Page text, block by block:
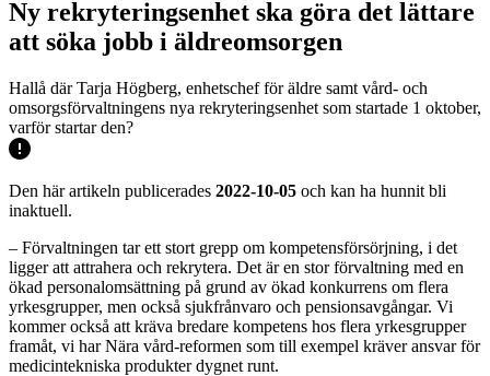
Ny rekryteringsenhet ska göra det lättare
att söka jobb i äldreomsorgen
Hallå där Tarja Högberg, enhetschef för äldre samt vård- och
omsorgsförvaltningens nya rekryteringsenhet som startade 1 oktober,
varför startar den?
Den här artikeln publicerades 2022-10-05 och kan ha hunnit bli
inaktuell.
– Förvaltningen tar ett stort grepp om kompetensförsörjning, i det
ligger att attrahera och rekrytera. Det är en stor förvaltning med en
ökad personalomsättning på grund av ökad konkurrens om flera
yrkesgrupper, men också sjukfrånvaro och pensionsavgångar. Vi
kommer också att kräva bredare kompetens hos flera yrkesgrupper
framåt, vi har Nära vård-reformen som till exempel kräver ansvar för
medicintekniska produkter dygnet runt.